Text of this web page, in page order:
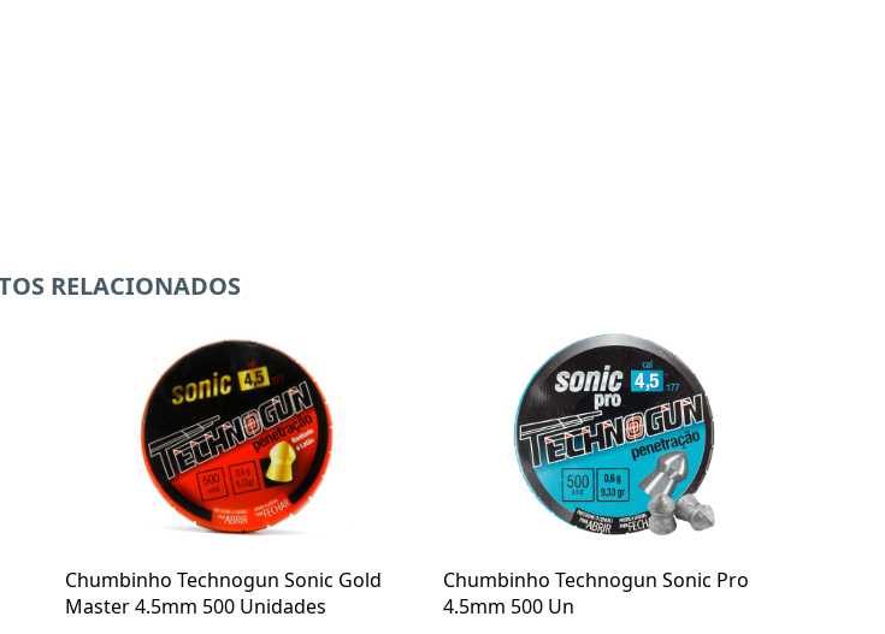
RELACIONADOS
Chumbinho Technogun Sonic Gold
Master 4.5mm 500 Unidades
Chumbinho Technogun Sonic Pro
4.5mm 500 Un